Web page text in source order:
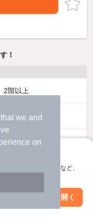
we and
on
部屋探し
索やお気に入り保存など、
アプリを開く
！
2階以上
ペット相談
独立洗面台
オートロック
絞り込み条件を変更